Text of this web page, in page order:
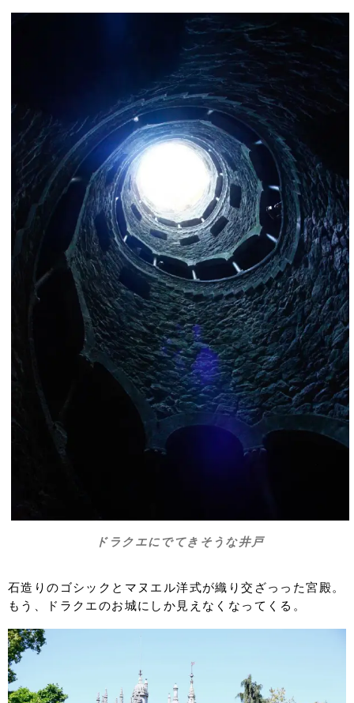
ドラクエにでてきそうな井戸
石造りのゴシックとマヌエル洋式が織り交ざっった宮殿。
もう、ドラクエのお城にしか見えなくなってくる。